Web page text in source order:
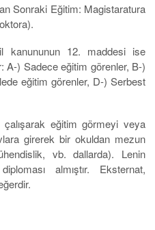
Sonraki Eğitim: Magistaratura
kanununun 12. maddesi ise
A-) Sadece eğitim görenler, B-)
eğitim görenler, D-) Serbest
eğitim görmeyi veya
girerek bir okuldan mezun
vb. dallarda). Lenin
almıştır. Eksternat,